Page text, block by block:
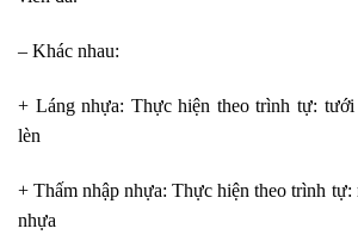
– Khác nhau:
+ Láng nhựa: Thực hiện theo trình tự:
lèn
+ Thấm nhập nhựa: Thực hiện theo trình
nhựa